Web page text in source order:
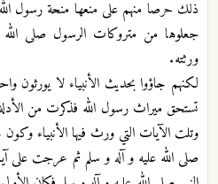
ذلك حرصا منهم على منعها منحة رسول
جعلوها من متروكات الرسول صلى
ورثته.
لكنهم جاؤوا بحديث الأنبياء لا يورثون
تستحق ميراث رسول الله فذكرت من الأدلة
وتلت الآيات التي ورث فيها الأنبياء
صلى الله عليه و آله و سلم ثم عرجت على